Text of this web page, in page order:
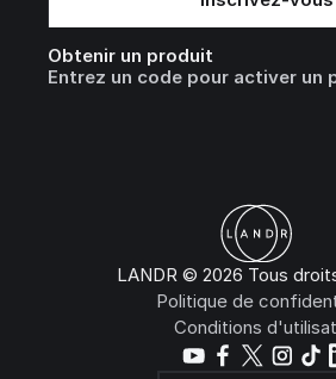
Obtenir un produit
Entrez un code pour activer un
LANDR © 2026 Tous
Politique de
Conditions